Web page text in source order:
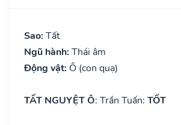
Sao: Tất
Ngũ hành: Thái âm
Động vật: Ô (con quạ)
TẤT NGUYỆT Ô: Trần Tuấn: TỐT